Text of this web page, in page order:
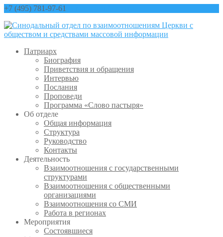
+7 (495) 781-97-61
Патриарх
Биография
Приветствия и обращения
Интервью
Послания
Проповеди
Программа «Слово пастыря»
Об отделе
Общая информация
Структура
Руководство
Контакты
Деятельность
Взаимоотношения с государственными
структурами
Взаимоотношения с общественными
организациями
Взаимоотношения со СМИ
Работа в регионах
Мероприятия
Состоявшиеся